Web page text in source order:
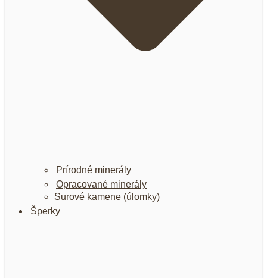
Prírodné minerály
Opracované minerály
Surové kamene (úlomky)
Šperky